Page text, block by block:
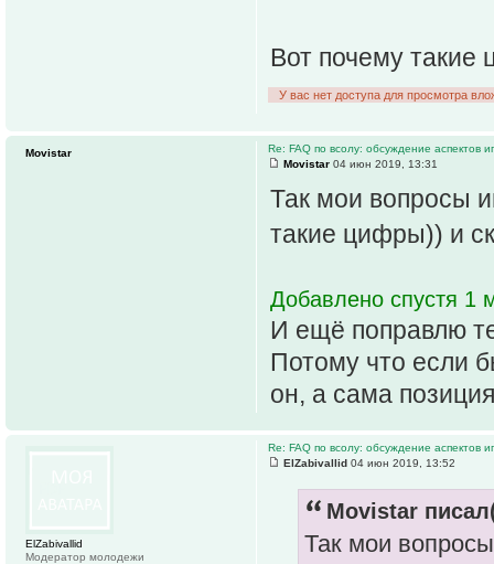
Вот почему такие
У вас нет доступа для просмотра
Re: FAQ по всолу: обсуждение аспектов
Movistar 04 июн 2019, 13:31
Так мои вопросы
такие цифры)) и
Добавлено спустя 1
И ещё поправлю
Потому что если
он, а сама
Movistar
Re: FAQ по всолу: обсуждение аспектов
ElZabivallid 04 июн 2019, 13:52
Movistar
Так мои
ElZabivallid
Модератор молодежи